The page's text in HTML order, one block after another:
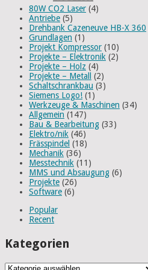
80W CO2 Laser (4)
Antriebe (5)
Drehbank Cazeneuve HB-X 360
Grundlagen (1)
Projekt Kompressor (10)
Projekte – Elektronik (2)
Projekte – Holz (4)
Projekte – Metall
(2)
Schaltschrankbau (3)
Siemens Logo! (1)
Werkzeuge & Maschinen (34)
Allgemein (147)
Bau & Bearbeitung (33)
Elektro/nik (46)
Frässpindel (18)
Mechanik (36)
Messtechnik (11)
MMS und Absaugung (6)
Projekte (26)
Software (6)
Popular
Recent
Kategorien
Kategorien